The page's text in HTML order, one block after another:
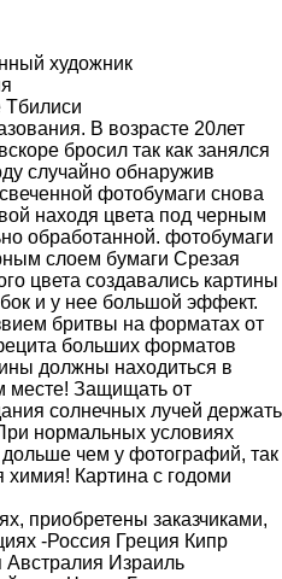
художник
Тбилиси
В возрасте 20лет
бросил так как занялся
случайно обнаружив
фотобумаги снова
находя цвета под черным
обработанной. фотобумаги
слоем бумаги Срезая
цвета создавались картины
и у нее большой эффект.
бритвы на форматах от
больших форматов
должны находиться в
месте! Защищать от
солнечных лучей держать
нормальных условиях
дольше чем у фотографий, так
химия! Картина с годоми
приобретены заказчиками,
-Россия Греция Кипр
Израиль